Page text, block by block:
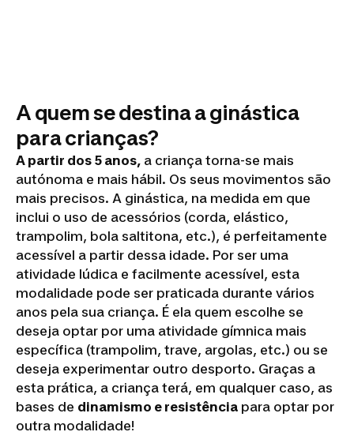
A quem se destina a ginástica
para crianças?
A partir dos 5 anos, a criança torna-se mais
autónoma e mais hábil. Os seus movimentos são
mais precisos. A ginástica, na medida em que
inclui o uso de acessórios (corda, elástico,
trampolim, bola saltitona, etc.), é perfeitamente
acessível a partir dessa idade. Por ser uma
atividade lúdica e facilmente acessível, esta
modalidade pode ser praticada durante vários
anos pela sua criança. É ela quem escolhe se
deseja optar por uma atividade gímnica mais
específica (trampolim, trave, argolas, etc.) ou se
deseja experimentar outro desporto. Graças a
esta prática, a criança terá, em qualquer caso, as
bases de dinamismo e resistência para optar por
outra modalidade!